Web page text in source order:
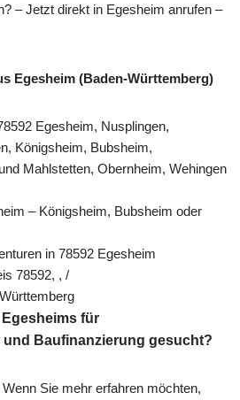
– Jetzt direkt in Egesheim anrufen –
Egesheim (Baden-Württemberg)
Egesheim, Nusplingen,
Königsheim, Bubsheim,
Mahlstetten, Obernheim, Wehingen
– Königsheim, Bubsheim oder
in 78592 Egesheim
78592, , /
für
Baufinanzierung gesucht?
Sie mehr erfahren möchten,